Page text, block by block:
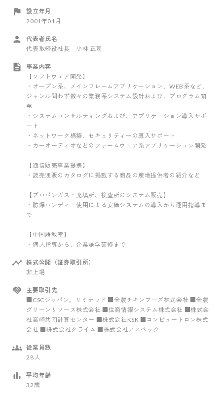
設立年月
2001年01月
代表者氏名
代表取締役社長 小林 正司
事業内容
【ソフトウェア開発】
・オープン系、メインフレームアプリケーション、WEB系など、
ジャンル問わず数々の業務系システム設計および、プログラム開
発
・システムコンサルティングおよび、アプリケーション導入サポ
ート
・ネットワーク構築、セキュリティーの導入サポート
・カーオーディオなどのファームウェア系アプリケーション開発
【通信販売事業提携】
・読売通販のカタログに掲載する商品の産地提供者の紹介など
【プロパンガス・充填所、検査所のシステム販売】
・防爆ハンディー使用による安価システムの導入から運用指導ま
で
【中国語教室】
・個人指導から、企業語学研修まで
株式公開（証券取引所）
非上場
主要取引先
■CSCジャパン，リミテッド ■全農チキンフーズ株式会社 ■全農
グリーンリソース株式会社 ■住商情報システム株式会社 ■株式会
社高崎共同計算センター ■株式会社KSK ■コンピュートロン株式
会社 ■株式会社クライム ■株式会社アスペック
従業員数
28人
平均年齢
32歳